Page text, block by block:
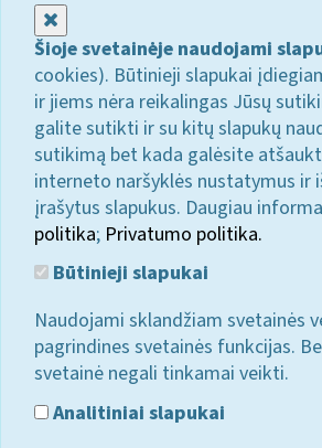
Šioje svetainėje naudojami
cookies). Būtinieji slapukai
ir jiems nėra reikalingas Jūsų
galite sutikti ir su kitų slapukų
sutikimą bet kada galėsite
interneto naršyklės nustatymus ir
įrašytus slapukus. Daugiau
politika; Privatumo politika.
Būtinieji slapukai
Naudojami sklandžiam svetainės
pagrindines svetainės funkcijas.
svetainė negali tinkamai veikti.
Analitiniai slapukai